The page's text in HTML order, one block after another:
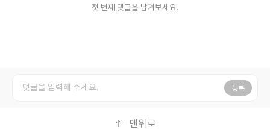
첫 번째 댓글을 남겨보세요.
등록
맨위로